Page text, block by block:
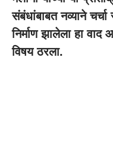
संबंधांबाबत नव्याने
निर्माण झालेला हा वाद
विषय ठरला.